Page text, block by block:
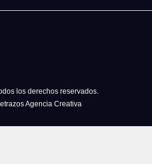
los derechos reservados.
Agencia Creativa